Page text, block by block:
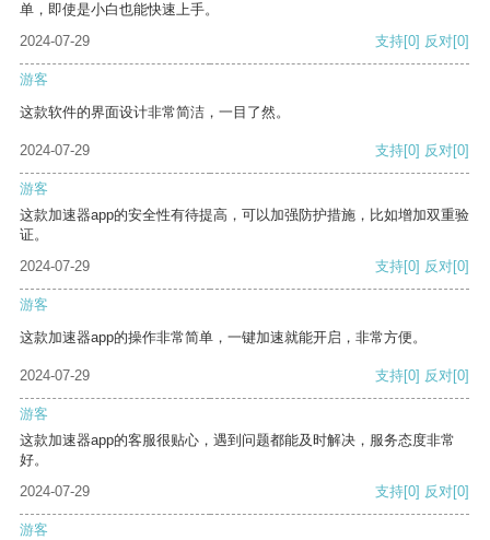
单，即使是小白也能快速上手。
2024-07-29
支持[0] 反对[0]
游客
这款软件的界面设计非常简洁，一目了然。
2024-07-29 支持[0] 反对[0]
游客
这款加速器app的安全性有待提高，可以加强防护措施，比如增加双重验
证。
2024-07-29
支持[0] 反对[0]
游客
这款加速器app的操作非常简单，一键加速就能开启，非常方便。
2024-07-29 支持[0] 反对[0]
游客
这款加速器app的客服很贴心，遇到问题都能及时解决，服务态度非常
好。
2024-07-29
支持[0] 反对[0]
游客